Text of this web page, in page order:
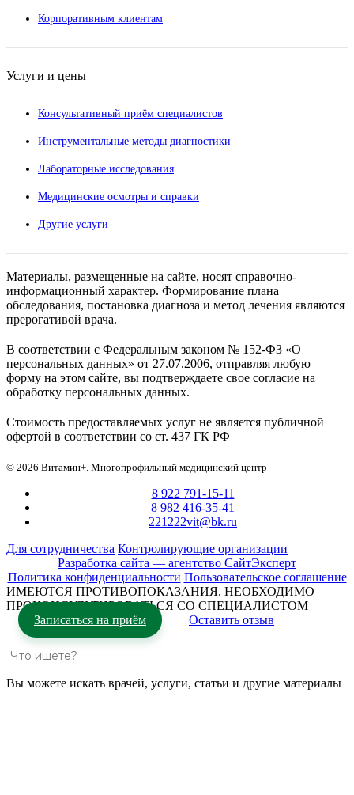
Корпоративным клиентам
Услуги и цены
Консультативный приём специалистов
Инструментальные методы диагностики
Лабораторные исследования
Медицинские осмотры и справки
Другие услуги
Материалы, размещенные на сайте, носят справочно-
информационный характер. Формирование плана
обследования, постановка диагноза и метод лечения являются
прерогативой врача.
В соответствии с Федеральным законом № 152-ФЗ «О
персональных данных» от 27.07.2006, отправляя любую
форму на этом сайте, вы подтверждаете свое согласие на
обработку персональных данных.
Стоимость предоставляемых услуг не является публичной
офертой в соответствии со ст. 437 ГК РФ
© 2026 Витамин+. Многопрофильный медицинский центр
8 922 791-15-11
8 982 416-35-41
221222vit@bk.ru
Для сотрудничества Контролирующие организации
Разработка сайта — агентство СайтЭксперт
Политика конфиденциальности Пользовательское соглашение
ИМЕЮТСЯ ПРОТИВОПОКАЗАНИЯ. НЕОБХОДИМО
ПРОКОНСУЛЬТИРОВАТЬСЯ СО СПЕЦИАЛИСТОМ
Записаться на приём
Оставить отзыв
Вы можете искать врачей, услуги, статьи и другие материалы